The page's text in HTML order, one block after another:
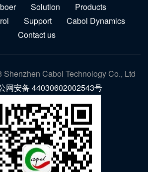
Solution
Products
Support
Cabol Dynamics
Contact us
Shenzhen Cabol Technology Co., Ltd
网安备 44030602002543号